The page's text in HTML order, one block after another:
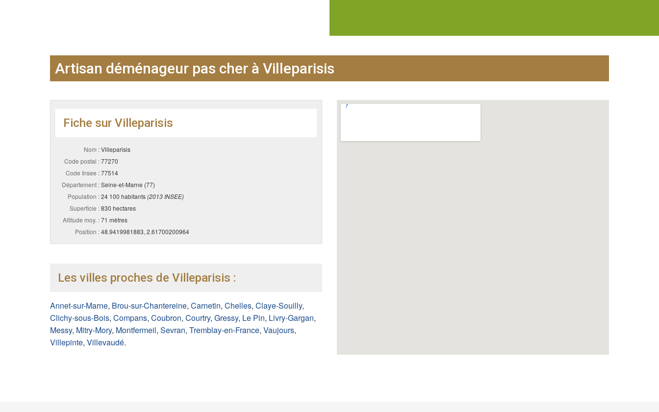
Artisan déménageur pas cher à Villeparisis
Fiche sur Villeparisis
Nom :Villeparisis
Code postal :77270
Code Insee :77514
Département :Seine-et-Marne (77)
Population :24 100 habitants(2013 INSEE)
Superficie :830 hectares
Altitude moy. :71 mètres
Position :48.9419981883, 2.61700200964
Les villes proches de Villeparisis :
Annet-sur-Marne, Brou-sur-Chantereine, Carnetin, Chelles, Claye-Souilly,
Clichy-sous-Bois, Compans, Coubron, Courtry, Gressy, Le Pin, Livry-Gargan,
Messy, Mitry-Mory, Montfermeil, Sevran, Tremblay-en-France, Vaujours,
Villepinte, Villevaudé.